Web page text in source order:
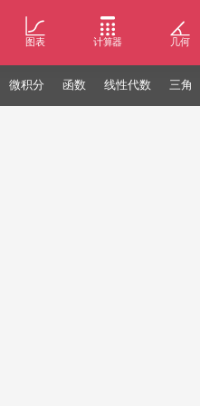
图表 计算器 几何
微积分 函数 线性代数 三角